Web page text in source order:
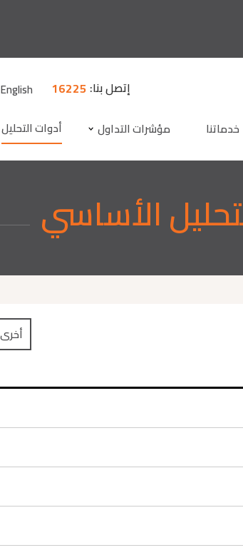
إتصل بنا: 16225
English
خدماتنا مؤشرات التداول أدوات التحليل
اﻷساسي